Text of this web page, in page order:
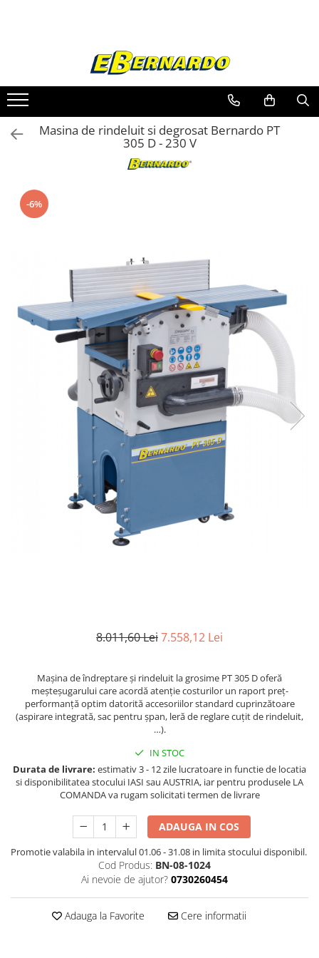
Prelucrare metal
Fierastraie pentru metal
Ferastraie mobile pentru metal
Fierastraie prelucrare metal
Ferastraie circulare pentru metal
Dispozitive de sudare pentru panze
panglica
Ferastraie metal cu banda si taiere
dubla semiautomate
Ferastraie prelucrare metal cu
banda si taiere dubla
Ferastraie verticale
Strunguri pentru metal
Strunguri cu cutie de viteze
Strunguri cu surub de ghidare
Strunguri de precizie
Strunguri metal cu freza
Strunguri universale
Strunguri universale cu afisaj
Strunguri universale cu viteza
Masini de gaurit cu coloana si cap
Masini de gaurit cu coloana si
curea de distributie
Masini de gaurit cu masa
Masini de gaurit radiale
Masini de gaurit si frezat
Masini de gaurit cu freza
Masini de frezat universale
Centre de prelucrare verticale CNC
Masini de frezat cu batiu
Masini de frezat multifunctionale
Masini de frezat universale SERVO
Masini de frezat verticale
Masina de rindeluit si degrosat Bernardo PT
305 D - 230 V
-6%
8.011,60 Lei7.558,12 Lei
Maşina de îndreptare şi rindeluit la grosime PT 305 D oferă
meşteşugarului care acordă atenţie costurilor un raport preţ-
performanţă optim datorită accesoriilor standard cuprinzătoare
(aspirare integrată, sac pentru şpan, leră de reglare cuţit de rindeluit,
…).
IN STOC
Durata de livrare: estimativ 3 - 12 zile lucratoare in functie de locatia
si disponibilitatea stocului IASI sau AUSTRIA, iar pentru produsele LA
COMANDA va rugam solicitati termen de livrare
ADAUGA IN COS
Promotie valabila in intervalul 01.06 - 31.08 in limita stocului disponibil.
Cod Produs: BN-08-1024
Ai nevoie de ajutor? 0730260454
Adauga la Favorite Cere informatii